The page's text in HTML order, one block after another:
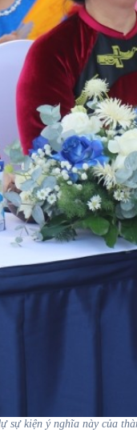
sự kiện ý nghĩa này của